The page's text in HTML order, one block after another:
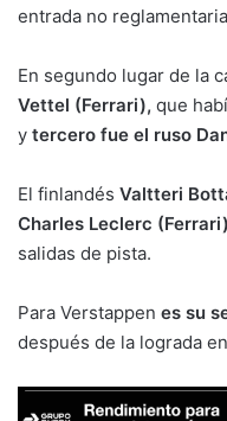
entrada no reglamentaria
En segundo lugar de la
Vettel (Ferrari), que
y tercero fue el ruso
El finlandés Valtteri
Charles Leclerc (Ferrari)
salidas de pista.
Para Verstappen es su
después de la lograda